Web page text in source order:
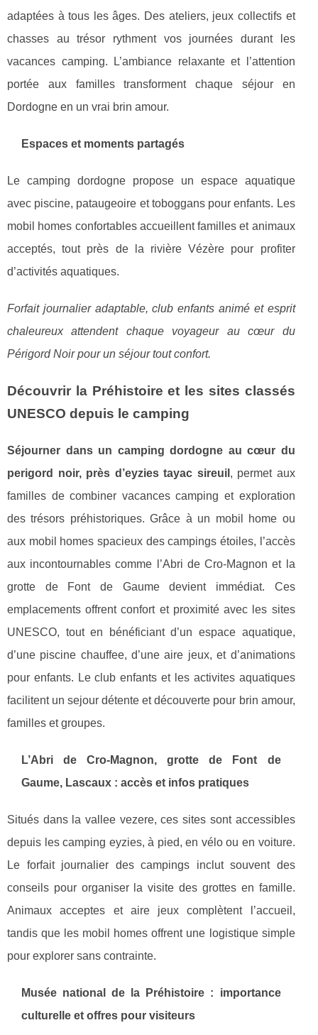
adaptées à tous les âges. Des ateliers, jeux collectifs et
chasses au trésor rythment vos journées durant les
vacances camping. L’ambiance relaxante et l’attention
portée aux familles transforment chaque séjour en
Dordogne en un vrai brin amour.
Espaces et moments partagés
Le camping dordogne propose un espace aquatique
avec piscine, pataugeoire et toboggans pour enfants. Les
mobil homes confortables accueillent familles et animaux
acceptés, tout près de la rivière Vézère pour profiter
d’activités aquatiques.
Forfait journalier adaptable, club enfants animé et esprit
chaleureux attendent chaque voyageur au cœur du
Périgord Noir pour un séjour tout confort.
Découvrir la Préhistoire et les sites classés
UNESCO depuis le camping
Séjourner dans un camping dordogne au cœur du
perigord noir, près d’eyzies tayac sireuil , permet aux
familles de combiner vacances camping et exploration
des trésors préhistoriques. Grâce à un mobil home ou
aux mobil homes spacieux des campings étoiles, l’accès
aux incontournables comme l’Abri de Cro-Magnon et la
grotte de Font de Gaume devient immédiat. Ces
emplacements offrent confort et proximité avec les sites
UNESCO, tout en bénéficiant d’un espace aquatique,
d’une piscine chauffee, d’une aire jeux, et d’animations
pour enfants. Le club enfants et les activites aquatiques
facilitent un sejour détente et découverte pour brin amour,
familles et groupes.
L’Abri de Cro-Magnon, grotte de Font de
Gaume, Lascaux : accès et infos pratiques
Situés dans la vallee vezere, ces sites sont accessibles
depuis les camping eyzies, à pied, en vélo ou en voiture.
Le forfait journalier des campings inclut souvent des
conseils pour organiser la visite des grottes en famille.
Animaux acceptes et aire jeux complètent l’accueil,
tandis que les mobil homes offrent une logistique simple
pour explorer sans contrainte.
Musée national de la Préhistoire : importance
culturelle et offres pour visiteurs